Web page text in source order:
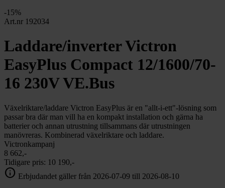
Grill & Fritid
Reservdelar chevron_right
-15%
Art.nr 192034
Laddare/inverter Victron
EasyPlus Compact 12/1600/70-
16 230V VE.Bus
Växelriktare/laddare Victron EasyPlus är en "allt-i-ett"-lösning som
passar bra där man vill ha en kompakt installation och gärna ha
batterier och annan utrustning tillsammans där utrustningen
manövreras. Kombinerad växelriktare och laddare.
Victronkampanj
8 662,-
Tidigare pris: 10 190,-
info Erbjudandet gäller från 2026-07-09 till 2026-08-10